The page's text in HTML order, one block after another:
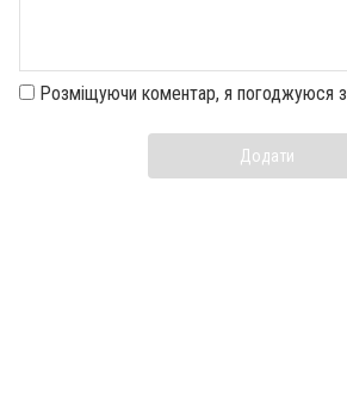
Розміщуючи коментар, я погоджуюся з
Додати